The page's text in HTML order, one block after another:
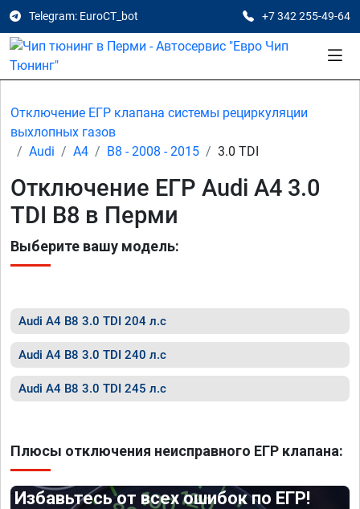
Telegram: EuroCT_bot +7 342 255-49-64
Отключение ЕГР клапана системы рециркуляции
выхлопных газов
Audi
A4 B8 - 2008 - 2015 3.0 TDI
Отключение ЕГР Audi A4 3.0
TDI B8 в Перми
Выберите вашу модель:
Audi A4 B8 3.0 TDI 204 л.с
Audi A4 B8 3.0 TDI 240 л.с
Audi A4 B8 3.0 TDI 245 л.с
Плюсы отключения неисправного ЕГР клапана:
Избавьтесь от всех ошибок по ЕГР!